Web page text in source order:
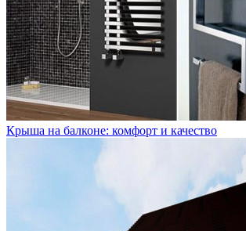
Крыша на балконе: комфорт и качество